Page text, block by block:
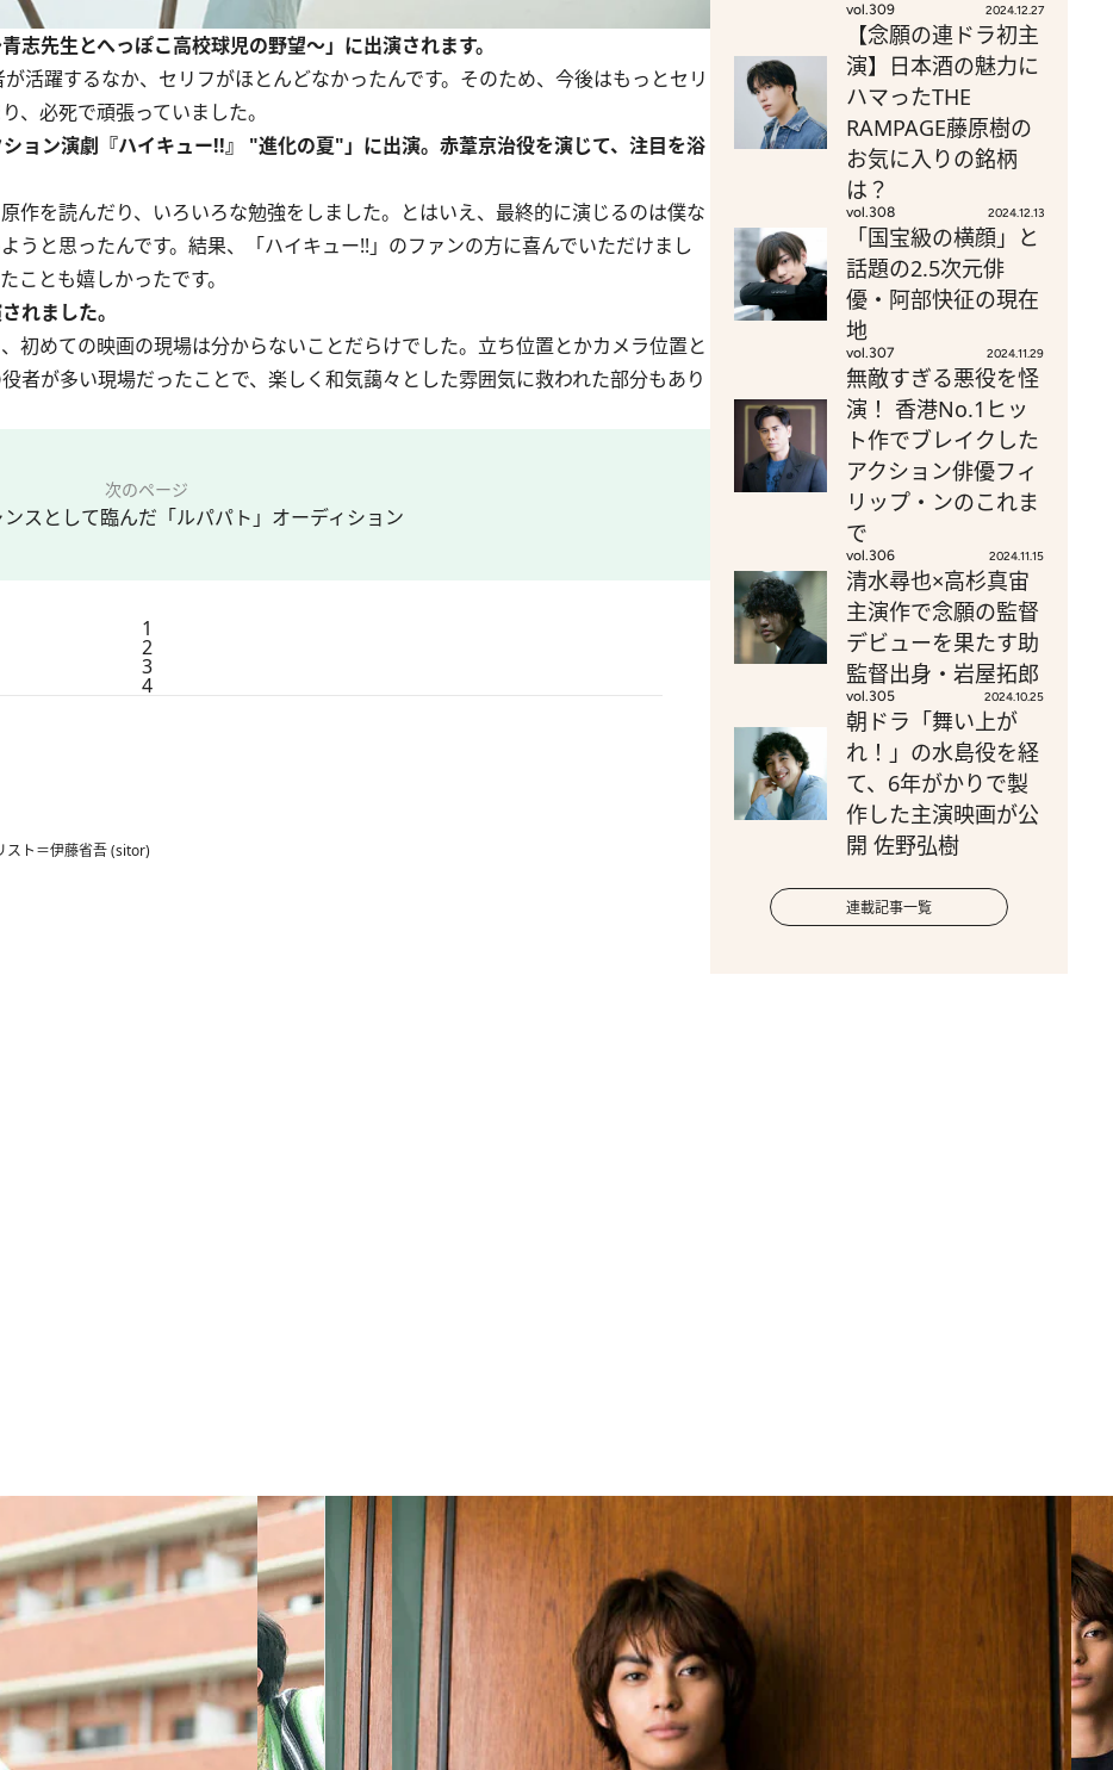
先生とへっぽこ高校球児の野望～」に出演されます。
活躍するなか、セリフがほとんどなかったんです。そのため、今後はもっとセリ
、必死で頑張っていました。
ン演劇『ハイキュー!!』 "進化の夏"」に出演。赤葦京治役を演じて、注目を浴
作を読んだり、いろいろな勉強をしました。とはいえ、最終的に演じるのは僕な
うと思ったんです。結果、「ハイキュー!!」のファンの方に喜んでいただけまし
ことも嬉しかったです。
れました。
初めての映画の現場は分からないことだらけでした。立ち位置とかカメラ位置と
者が多い現場だったことで、楽しく和気藹々とした雰囲気に救われた部分もあり
次のページ
スとして臨んだ「ルパパト」オーディション
1
2
3
4
ト＝伊藤省吾 (sitor)
vol.309 2024.12.27
【念願の連ドラ初主
演】日本酒の魅力に
ハマったTHE
RAMPAGE藤原樹の
お気に入りの銘柄
は？
vol.308 2024.12.13
「国宝級の横顔」と
話題の2.5次元俳
優・阿部快征の現在
地
vol.307 2024.11.29
無敵すぎる悪役を怪
演！ 香港No.1ヒッ
ト作でブレイクした
アクション俳優フィ
リップ・ンのこれま
で
vol.306 2024.11.15
清水尋也×高杉真宙
主演作で念願の監督
デビューを果たす助
監督出身・岩屋拓郎
vol.305 2024.10.25
朝ドラ「舞い上が
れ！」の水島役を経
て、6年がかりで製
作した主演映画が公
開 佐野弘樹
連載記事一覧